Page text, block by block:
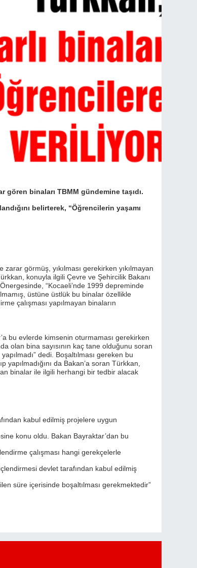
binaları TBMM gündemine taşıdı.
belirterek, “Öğrencilerin yaşamı
görmüş, yıkılması gerekirken yıkılmayan
konuyla ilgili Çevre ve Şehircilik Bakanı
“Kocaeli’nde 1999 depreminde
üstüne üstlük bu binalar özellikle
çalışması yapılmayan binaların
bu evlerde kimsenin oturmaması gerekirken
olan bina sayısının kaç tane olduğunu soran
dedi. Boşaltılması gereken bu
yapılmadığını da Bakan’a soran Türkkan,
binalar ile ilgili herhangi bir tedbir alacak
kabul edilmiş projelere uygun
konu oldu. Bakan Bayraktar’dan bu
çalışması hangi gerekçelerle
devlet tarafından kabul edilmiş
süre içerisinde boşaltılması gerekmektedir”